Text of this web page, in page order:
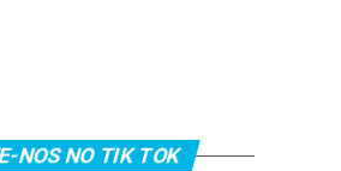
NOS NO TIK TOK